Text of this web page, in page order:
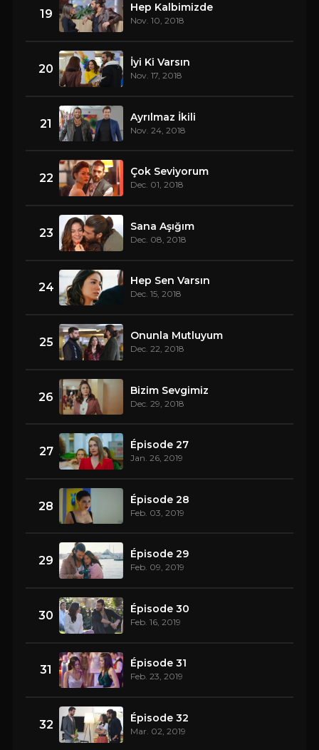
19 Hep Kalbimizde
Nov. 10, 2018
20 İyi Ki Varsın
Nov. 17, 2018
21 Ayrılmaz İkili
Nov. 24, 2018
22 Çok Seviyorum
Dec. 01, 2018
23 Sana Aşığım
Dec. 08, 2018
24 Hep Sen Varsın
Dec. 15, 2018
25 Onunla Mutluyum
Dec. 22, 2018
26 Bizim Sevgimiz
Dec. 29, 2018
27 Épisode 27
Jan. 26, 2019
28 Épisode 28
Feb. 03, 2019
29 Épisode 29
Feb. 09, 2019
30 Épisode 30
Feb. 16, 2019
31 Épisode 31
Feb. 23, 2019
32 Épisode 32
Mar. 02, 2019